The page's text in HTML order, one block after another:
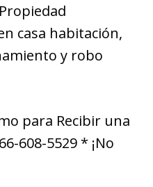
casa habitación,
y robo
para Recibir una
608-5529 * ¡No